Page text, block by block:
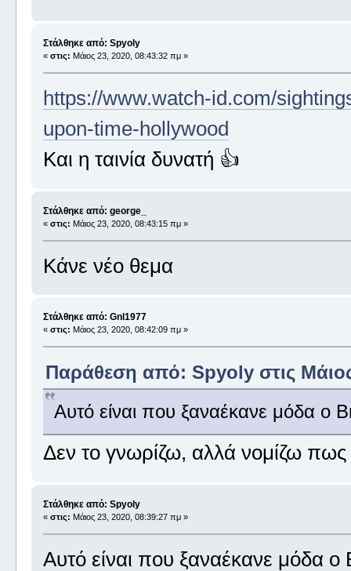
Στάλθηκε από: Spyoly
« στις: Μάιος 23, 2020, 08:43:32 πμ »
https://www.watch-id.com/
upon-time-hollywood
Και η ταινία δυνατή 👍
Στάλθηκε από: george_
« στις: Μάιος 23, 2020, 08:43:15 πμ »
Κάνε νέο θεμα
Στάλθηκε από: Gnl1977
« στις: Μάιος 23, 2020, 08:42:09 πμ »
Παράθεση από: Spyoly στις
Αυτό είναι που ξαναέκανε μόδα ο
Δεν το γνωρίζω, αλλά νομίζω
Στάλθηκε από: Spyoly
« στις: Μάιος 23, 2020, 08:39:27 πμ »
Αυτό είναι που ξαναέκανε μόδα